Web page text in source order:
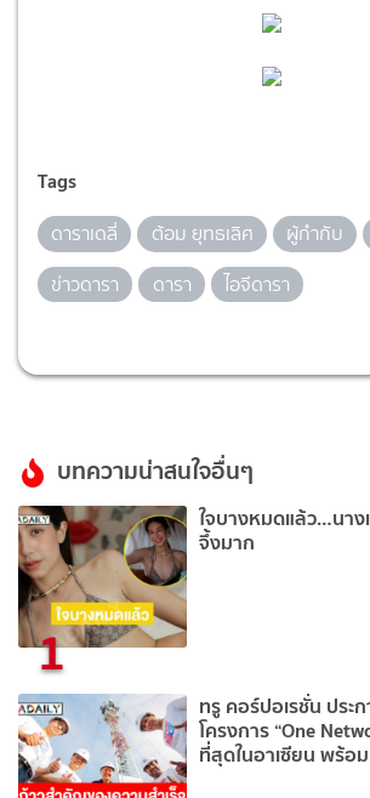
Tags
ดาราเดลี่ ต้อม ยุทธเลิศ ผู้กำกับ
ข่าวดารา
ดารา ไอจีดารา
บทความน่าสนใจอื่นๆ
1
ใจบางหมดแล้ว…นาง
จึ้งมาก
ทรู คอร์ปอเรชั่น ประ
โครงการ “One
ที่สุดในอาเซียน พร้อ